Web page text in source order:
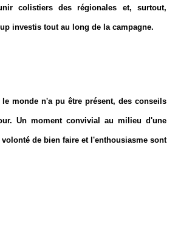
colistiers des régionales et, surtout,
investis tout au long de la campagne.
monde n'a pu être présent, des conseils
Un moment convivial au milieu d'une
de bien faire et l'enthousiasme sont